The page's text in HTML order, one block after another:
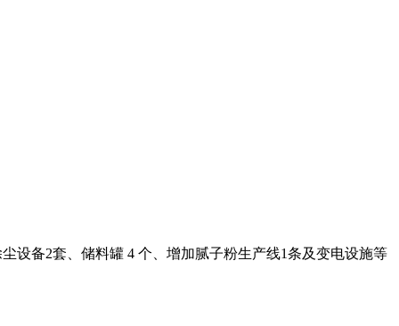
设备2套、储料罐 4 个、增加腻子粉生产线1条及变电设施等